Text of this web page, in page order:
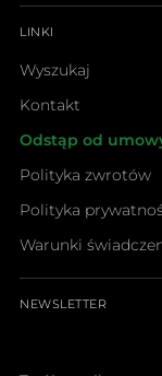
LINKI
Wyszukaj
Kontakt
Odstąp od
Polityka zwrotów
Polityka
Warunki
NEWSLETTER